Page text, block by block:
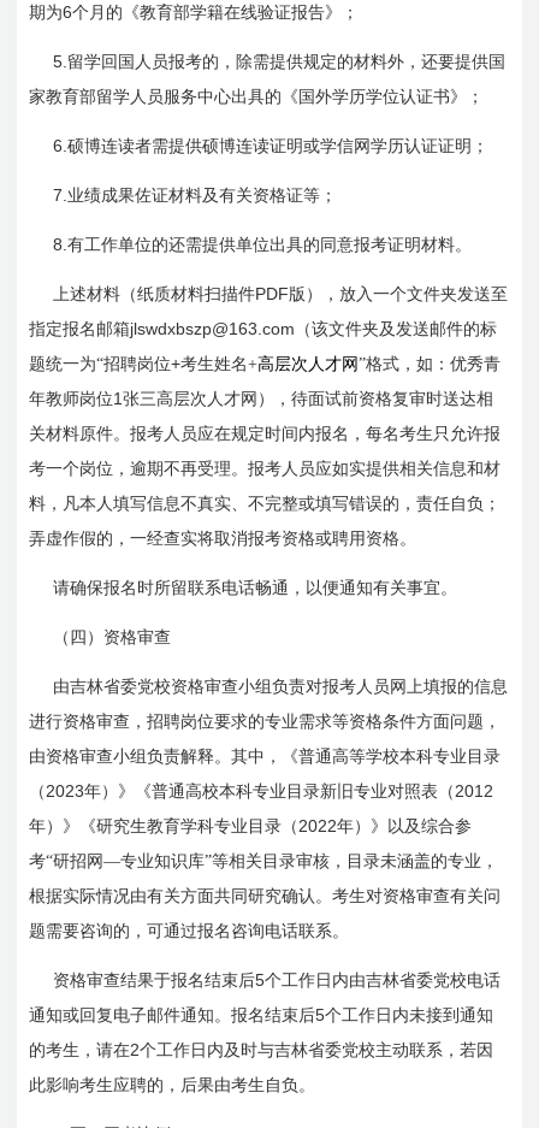
期为6个月的《教育部学籍在线验证报告》；
5. 留学回国人员报考的，除需提供规定的材料外，还要提供国
家教育部留学人员服务中心出具的《国外学历学位认证书》；
6.硕博连读者需提供硕博连读证明或学信网学历认证证明；
7. 业绩成果佐证材料及有关资格证等；
8.有工作单位的还需提供单位出具的同意报考证明材料。
上述材料（纸质材料扫描件PDF版），放入一个文件夹发送至
指定报名邮箱jlswdxbszp@163.com （该文件夹及发送邮件的标
题统一为“招聘岗位+考生姓名+高层次人才网”格式，如：优秀青
年教师岗位1张三高层次人才网），待面试前资格复审时送达相
关材料原件。报考人员应在规定时间内报名，每名考生只允许报
考一个岗位，逾期不再受理。报考人员应如实提供相关信息和材
料，凡本人填写信息不真实、不完整或填写错误的，责任自负；
弄虚作假的，一经查实将取消报考资格或聘用资格。
请确保报名时所留联系电话畅通，以便通知有关事宜。
（四）资格审查
由吉林省委党校资格审查小组负责对报考人员网上填报的信息
进行资格审查，招聘岗位要求的专业需求等资格条件方面问题，
由资格审查小组负责解释。其中，《普通高等学校本科专业目录
（ 2023年）》《普通高校本科专业目录新旧专业对照表（ 2012
年）》《研究生教育学科专业目录（ 2022年）》以及综合参
考“研招网—专业知识库”等相关目录审核， 目录未涵盖的专业，
根据实际情况由有关方面共同研究确认。考生对资格审查有关问
题需要咨询的，可通过报名咨询电话联系。
资格审查结果于报名结束后5个工作日内由吉林省委党校电话
通知或回复电子邮件通知。报名结束后5个工作日内未接到通知
的考生，请在2个工作日内及时与吉林省委党校主动联系，若因
此影响考生应聘的，后果由考生自负。